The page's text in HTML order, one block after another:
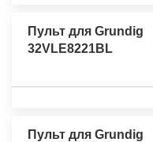
Пульт для Grundig
32VLE8221BL
Пульт для Grundig